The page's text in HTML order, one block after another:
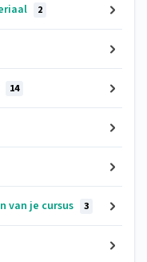
2
14
van je cursus 3